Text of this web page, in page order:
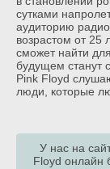
сутками
аудиторию
возрастом от 25
сможет найти
будущем станут
Pink Floyd
люди, которые
У нас на
Floyd онлайн